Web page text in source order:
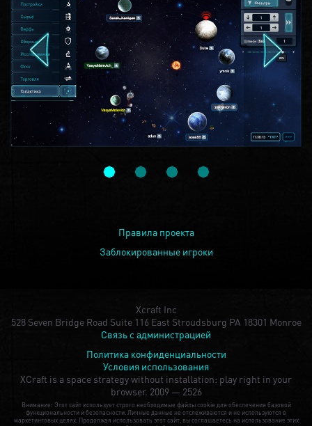
Правила проекта
Заблокированные игроки
Xcraft Inc
528 Seven Bridge Road Suite 116 East Stroudsburg PA 18301 Monroe
Связь с администрацией
Политика конфиденциальности
Условия использования
XCraft is a space strategy without installation: play right in your
browser. 2009 — 2526
Внимание: Этот сайт использует строго необходимые файлы cookie для обеспечения базовой
функциональности и безопасности. Личные данные не отслеживаются и не используются в
маркетинговых целях. Продолжая использовать этот сайт, вы соглашаетесь на использование этих